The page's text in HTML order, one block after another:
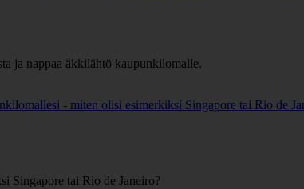
ja nappaa äkkilähtö kaupunkilomalle.
- miten olisi esimerkiksi Singapore tai Rio de
Singapore tai Rio de Janeiro?